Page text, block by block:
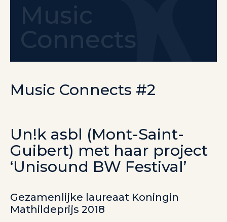
Music
Connects
Music Connects #2
Un!k asbl (Mont-Saint-
Guibert) met haar project
‘Unisound BW Festival’
Gezamenlijke laureaat Koningin
Mathildeprijs 2018